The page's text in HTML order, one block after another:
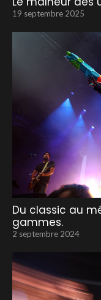
19 septembre 2025
Du classic au
gammes.
2 septembre 2024